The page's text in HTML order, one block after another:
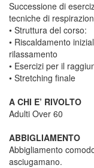
Successione di
tecniche di
• Struttura del corso:
• Riscaldamento
rilassamento
• Esercizi per il
• Stretching finale
A CHI E’ RIVOLTO
Adulti Over 60
ABBIGLIAMENTO
Abbigliamento
asciugamano.